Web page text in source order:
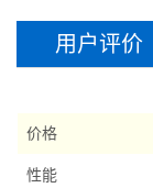
2018-06-12石家
2018-06-13 成都
2018-06-14辽宁
用户评价
价格
性能